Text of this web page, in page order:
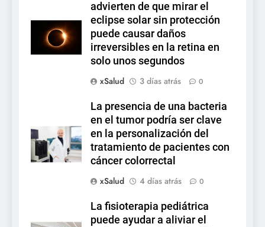
advierten de que mirar el
eclipse solar sin protección
puede causar daños
irreversibles en la retina en
solo unos segundos
xSalud
3 días atrás 0
La presencia de una bacteria
en el tumor podría ser clave
en la personalización del
tratamiento de pacientes con
cáncer colorrectal
xSalud
4 días atrás 0
La fisioterapia pediátrica
puede ayudar a aliviar el